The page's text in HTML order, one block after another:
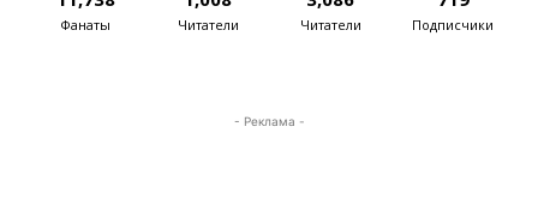
Фанаты Читатели Читатели Подписчики
- Реклама -